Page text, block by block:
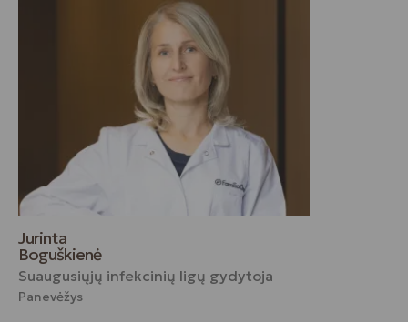
Jurinta
Boguškienė
Suaugusiųjų infekcinių ligų gydytoja
Panevėžys